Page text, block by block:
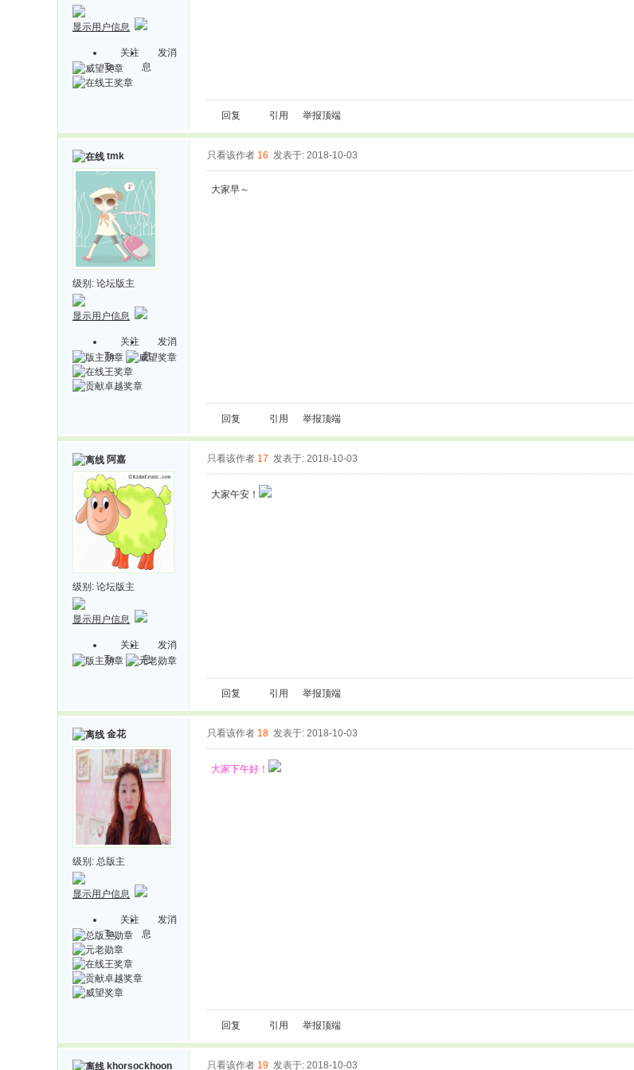
显示用户信息
关注
Ta
发消
息
回复 引用 举报顶端
tmk
级别: 论坛版主
显示用户信息
关注
Ta
发消
息
只看该作者 16 发表于: 2018-10-03
大家早～
回复 引用 举报顶端
阿嘉
级别: 论坛版主
显示用户信息
关注
Ta
发消
息
只看该作者 17 发表于: 2018-10-03
大家午安！
回复 引用 举报顶端
金花
级别: 总版主
显示用户信息
关注
Ta
发消
息
只看该作者 18 发表于: 2018-10-03
大家下午好！
回复 引用 举报顶端
khorsockhoon 只看该作者 19 发表于: 2018-10-03